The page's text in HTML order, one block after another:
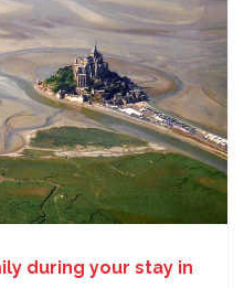
during your stay in